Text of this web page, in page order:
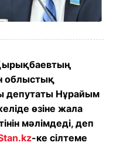
облыстық
депутаты Нұрайым
өзіне жала
мәлімдеді, деп
-ке сілтеме